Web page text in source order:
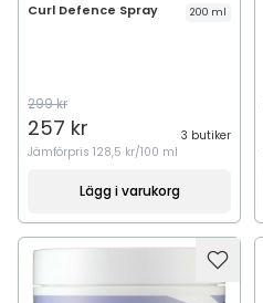
Curl Defence Spray 200 ml
299 kr
257 kr
3 butiker
Jämförpris 128,5 kr/100 ml
Lägg i varukorg